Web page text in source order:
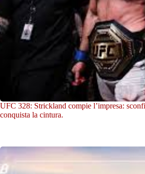
UFC 328: Strickland compie l’impresa:
conquista la cintura.